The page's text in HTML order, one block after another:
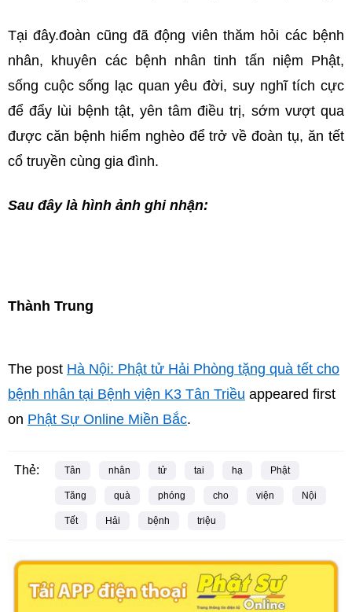
Tại đây.đoàn cũng đã động viên thăm hỏi các bệnh
nhân, khuyên các bệnh nhân tinh tấn niệm Phật,
sống cuộc sống lạc quan yêu đời, suy nghĩ tích cực
để đẩy lùi bệnh tật, yên tâm điều trị, sớm vượt qua
được căn bệnh hiểm nghèo để trở về đoàn tụ, ăn tết
cổ truyền cùng gia đình.
Sau đây là hình ảnh ghi nhận:
Thành Trung
The post Hà Nội: Phật tử Hải Phòng tặng quà tết cho
bệnh nhân tại Bệnh viện K3 Tân Triều appeared first
on Phật Sự Online Miền Bắc.
Thẻ: Tân nhân tử tai hạ Phật
Tăng quà phóng cho viện Nội
Tết Hải bệnh triệu